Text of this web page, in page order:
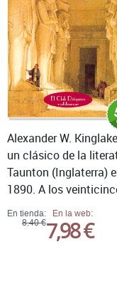
En tienda:
8,40 €
En la web:
7,98 €
Alexander W.
un clásico de la
Taunton (Inglaterra)
1890. A los